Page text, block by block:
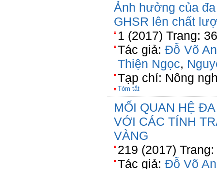
Ảnh hưởng của
GHSR lên chất
1 (2017) Trang:
Tác giả:Đỗ Võ
Thiện Ngọc,
Tạp chí: Nông
Tóm tắt
MỐI QUAN HỆ
VỚI CÁC TÍNH
VÀNG
219 (2017) Trang:
Tác giả: Đỗ Võ